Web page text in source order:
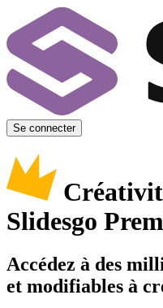
Se connecter
Slidesgo
Accédez à des
et modifiables à